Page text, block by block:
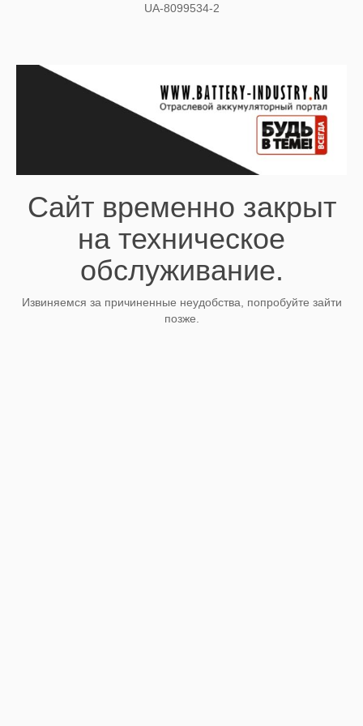
UA-8099534-2
Сайт временно закрыт
на техническое
обслуживание.
Извиняемся за причиненные неудобства, попробуйте зайти
позже.